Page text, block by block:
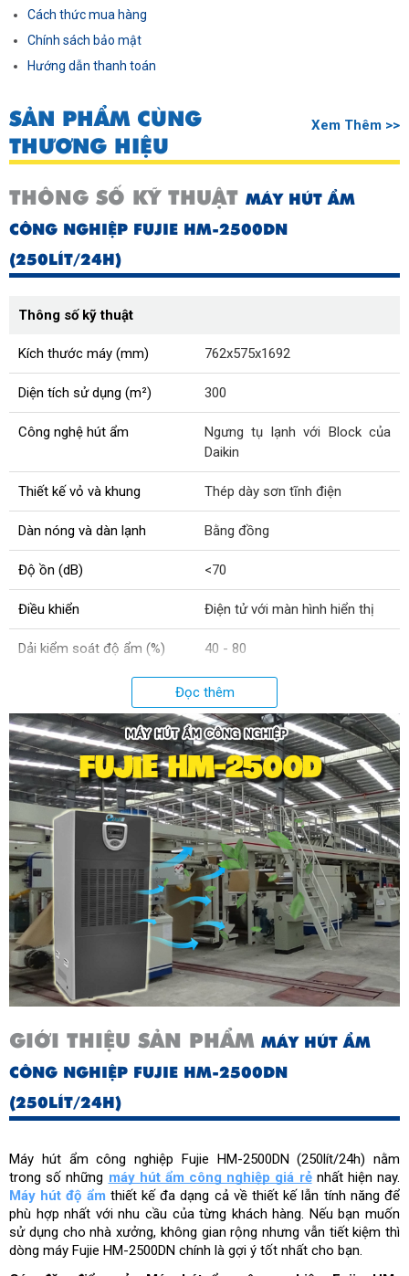
Cách thức mua hàng
Chính sách bảo mật
Hướng dẫn thanh toán
SẢN PHẨM CÙNG
THƯƠNG HIỆU
Xem Thêm >>
THÔNG SỐ KỸ THUẬT MÁY HÚT ẨM
CÔNG NGHIỆP FUJIE HM-2500DN
(250LÍT/24H)
Thông số kỹ thuật
Kích thước máy (mm) 762x575x1692
Diện tích sử dụng (m²) 300
Công nghệ hút ẩm
Ngưng tụ lạnh với Block của
Daikin
Thiết kế vỏ và khung Thép dày sơn tĩnh điện
Dàn nóng và dàn lạnh Bằng đồng
Độ ồn (dB) <70
Điều khiển Điện tử với màn hình hiển thị
Dải kiểm soát độ ẩm (%) 40 - 80
Xả nước liên tục qua ống dẫn Có
Xuất xứ Trung Quốc
Trọng lượng sản phẩm (kg) 168
Không khí lưu hành (m3/giờ) 2700
Công suất (W) 3462
Nguồn điện (V/Hz) 380/50
Công suất hút ẩm (l/ngày) 250
Dải nhiệt độ hoạt động (°C) 5 - 38
Đọc thêm
GIỚI THIỆU SẢN PHẨM MÁY HÚT ẨM
CÔNG NGHIỆP FUJIE HM-2500DN
(250LÍT/24H)
Máy hút ẩm công nghiệp Fujie HM-2500DN (250lít/24h) nằm
trong số những máy hút ẩm công nghiệp giá rẻ
Máy hút độ ẩm thiết kế đa dạng cả về thiết kế lẫn tính năng để
phù hợp nhất với nhu cầu của từng khách hàng. Nếu bạn muốn
sử dụng cho nhà xưởng, không gian rộng nhưng vẫn tiết kiệm thì
dòng máy Fujie HM-2500DN chính là gợi ý tốt nhất cho bạn.